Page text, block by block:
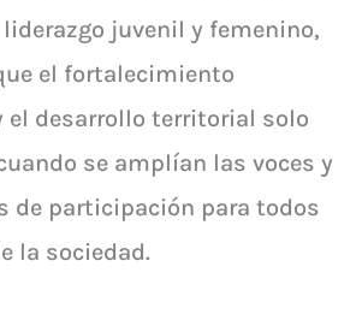
juvenil y femenino,
el fortalecimiento
el desarrollo territorial solo
se amplían las voces y
de participación para todos
la sociedad.